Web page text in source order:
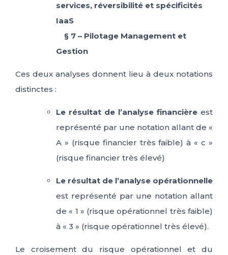
services, réversibilité et spécificités
IaaS
§ 7 – Pilotage Management et
Gestion
Ces deux analyses donnent lieu à deux notations
distinctes :
Le résultat de l’analyse financière est
représenté par une notation allant de «
A » (risque financier très faible) à « c »
(risque financier très élevé)
Le résultat de l’analyse opérationnelle
est représenté par une notation allant
de « 1 » (risque opérationnel très faible)
à « 3 » (risque opérationnel très élevé).
Le croisement du risque opérationnel et du